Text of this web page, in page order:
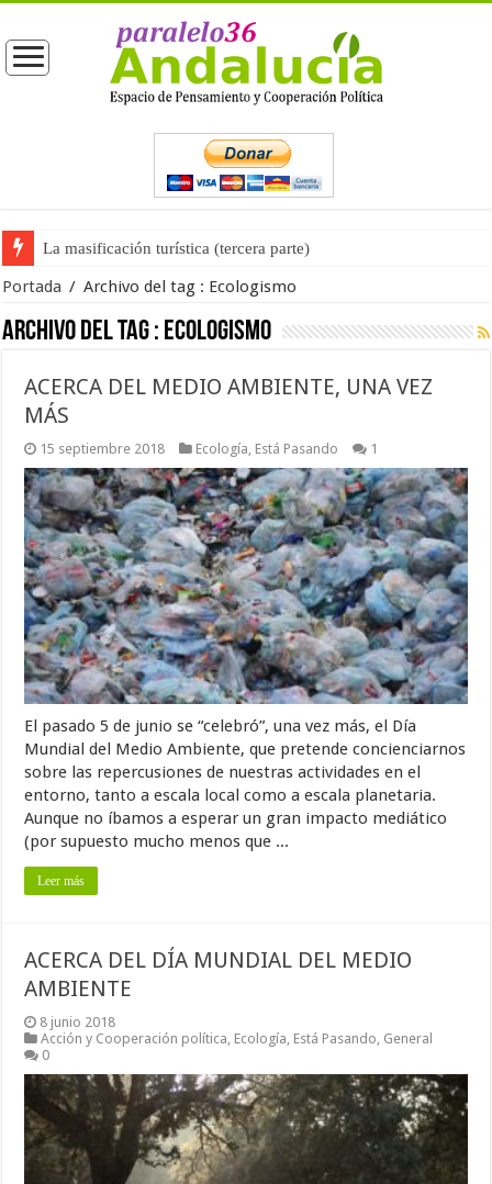
La masificación turística (tercera parte)
La opinión pública ante las próximas elecciones generales
Portada / Archivo del tag : Ecologismo
Archivo del tag : Ecologismo
ACERCA DEL MEDIO AMBIENTE, UNA VEZ
MÁS
15 septiembre 2018 Ecología, Está Pasando 1
El pasado 5 de junio se “celebró”, una vez más, el Día
Mundial del Medio Ambiente, que pretende concienciarnos
sobre las repercusiones de nuestras actividades en el
entorno, tanto a escala local como a escala planetaria.
Aunque no íbamos a esperar un gran impacto mediático
(por supuesto mucho menos que ...
Leer más
ACERCA DEL DÍA MUNDIAL DEL MEDIO
AMBIENTE
8 junio 2018
Acción y Cooperación política Ecología Está Pasando General
0